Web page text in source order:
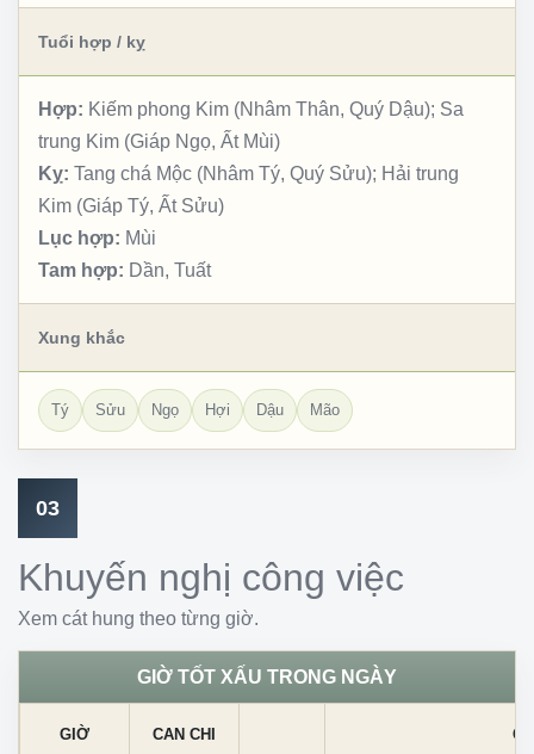
Tuổi hợp / kỵ
Hợp: Kiếm phong Kim (Nhâm Thân, Quý Dậu); Sa
trung Kim (Giáp Ngọ, Ất Mùi)
Kỵ: Tang chá Mộc (Nhâm Tý, Quý Sửu); Hải trung
Kim (Giáp Tý, Ất Sửu)
Lục hợp: Mùi
Tam hợp: Dần, Tuất
Xung khắc
Tý Sửu Ngọ Hợi Dậu Mão
03
Khuyến nghị công việc
Xem cát hung theo từng giờ.
GIỜ TỐT XẤU TRONG NGÀY
GIỜ CAN CHI